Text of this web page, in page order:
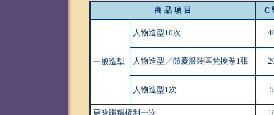
商 品 項 目
C
一般造型
人物造型10次
人物造型╱節慶服裝區兌換卷1張
人物造型1次 5
更改暱稱權利一次